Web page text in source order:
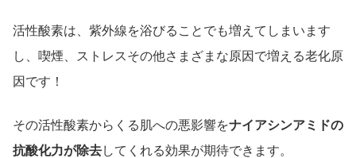
活性酸素は、紫外線を浴びることでも増えてしまいます
し、喫煙、ストレスその他さまざまな原因で増える老化原
因です！
その活性酸素からくる肌への悪影響をナイアシンアミドの
抗酸化力が除去してくれる効果が期待できます。